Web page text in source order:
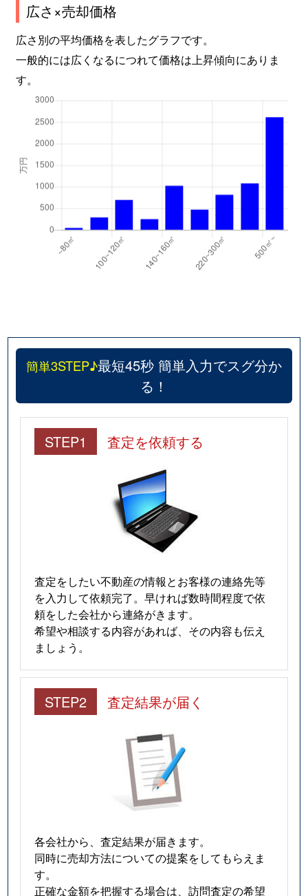
広さ×売却価格
広さ別の平均価格を表したグラフです。
一般的には広くなるにつれて価格は上昇傾向にありま
す。
簡単3STEP♪最短45秒 簡単入力でスグ分か
る！
STEP1 査定を依頼する
査定をしたい不動産の情報とお客様の連絡先等
を入力して依頼完了。早ければ数時間程度で依
頼をした会社から連絡がきます。
希望や相談する内容があれば、その内容も伝え
ましょう。
STEP2 査定結果が届く
各会社から、査定結果が届きます。
同時に売却方法についての提案をしてもらえま
す。
正確な金額を把握する場合は、訪問査定の希望